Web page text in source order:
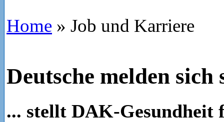
Home » Job und Karriere
Deutsche melden
... stellt DAK-Gesundheit